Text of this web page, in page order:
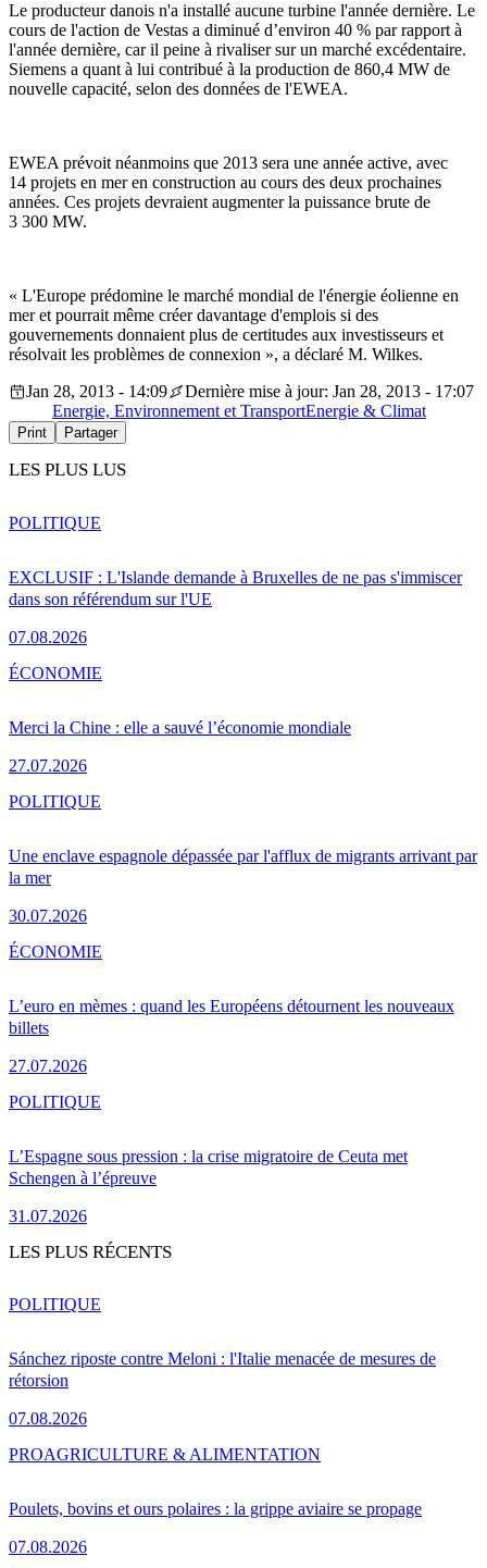
Le producteur danois n'a installé aucune turbine l'année dernière. Le
cours de l'action de Vestas a diminué d’environ 40 % par rapport à
l'année dernière, car il peine à rivaliser sur un marché excédentaire.
Siemens a quant à lui contribué à la production de 860,4 MW de
nouvelle capacité, selon des données de l'EWEA.
EWEA prévoit néanmoins que 2013 sera une année active, avec
14 projets en mer en construction au cours des deux prochaines
années. Ces projets devraient augmenter la puissance brute de
3 300 MW.
« L'Europe prédomine le marché mondial de l'énergie éolienne en
mer et pourrait même créer davantage d'emplois si des
gouvernements donnaient plus de certitudes aux investisseurs et
résolvait les problèmes de connexion », a déclaré M. Wilkes.
Jan 28, 2013 - 14:09
Dernière mise à jour: Jan 28, 2013 - 17:07
Energie, Environnement et TransportEnergie & Climat
Print Partager
LES PLUS LUS
EXCLUSIF : L'Islande demande à Bruxelles de ne pas s'immiscer
dans son référendum sur l'UE
07.08.2026
POLITIQUE
Merci la Chine : elle a sauvé l’économie mondiale
27.07.2026
ÉCONOMIE
Une enclave espagnole dépassée par l'afflux de migrants arrivant par
la mer
30.07.2026
POLITIQUE
L’euro en mèmes : quand les Européens détournent les nouveaux
billets
27.07.2026
ÉCONOMIE
L’Espagne sous pression : la crise migratoire de Ceuta met
Schengen à l’épreuve
31.07.2026
POLITIQUE
LES PLUS RÉCENTS
Sánchez riposte contre Meloni : l'Italie menacée de mesures de
rétorsion
07.08.2026
POLITIQUE
Poulets, bovins et ours polaires : la grippe aviaire se propage
07.08.2026
PROAGRICULTURE & ALIMENTATION